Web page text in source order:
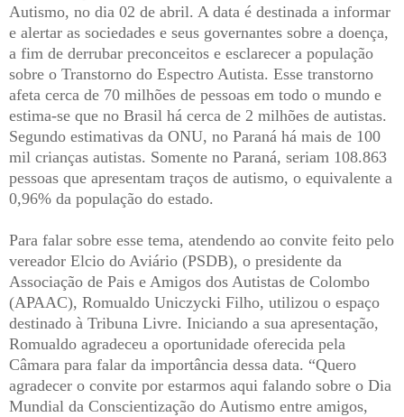
Autismo, no dia 02 de abril. A data é destinada a informar
e alertar as sociedades e seus governantes sobre a doença,
a fim de derrubar preconceitos e esclarecer a população
sobre o Transtorno do Espectro Autista. Esse transtorno
afeta cerca de 70 milhões de pessoas em todo o mundo e
estima-se que no Brasil há cerca de 2 milhões de autistas.
Segundo estimativas da ONU, no Paraná há mais de 100
mil crianças autistas. Somente no Paraná, seriam 108.863
pessoas que apresentam traços de autismo, o equivalente a
0,96% da população do estado.
Para falar sobre esse tema, atendendo ao convite feito pelo
vereador Elcio do Aviário (PSDB), o presidente da
Associação de Pais e Amigos dos Autistas de Colombo
(APAAC), Romualdo Uniczycki Filho, utilizou o espaço
destinado à Tribuna Livre. Iniciando a sua apresentação,
Romualdo agradeceu a oportunidade oferecida pela
Câmara para falar da importância dessa data. “Quero
agradecer o convite por estarmos aqui falando sobre o Dia
Mundial da Conscientização do Autismo entre amigos,